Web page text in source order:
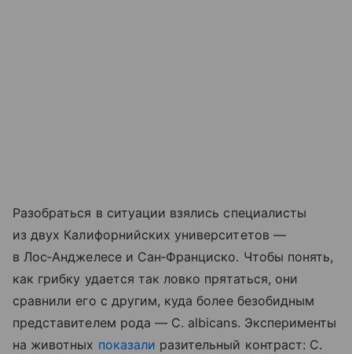
Разобраться в ситуации взялись специалисты
из двух Калифорнийских университетов —
в Лос‑Анджелесе и Сан‑Франциско. Чтобы понять,
как грибку удается так ловко прятаться, они
сравнили его с другим, куда более безобидным
представителем рода — C. albicans. Эксперименты
на животных показали разительный контраст: C.